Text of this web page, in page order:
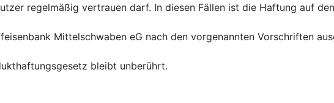
regelmäßig vertrauen darf. In diesen Fällen ist die Haftung auf
Mittelschwaben eG nach den vorgenannten Vorschriften
bleibt unberührt.